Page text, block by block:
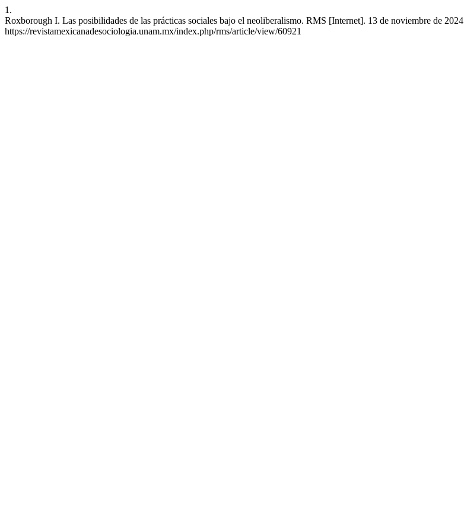
1.
Roxborough I. Las posibilidades de las prácticas sociales bajo el neoliberalismo. RMS [Internet]. 13 de noviembre de
https://revistamexicanadesociologia.unam.mx/index.php/rms/article/view/60921